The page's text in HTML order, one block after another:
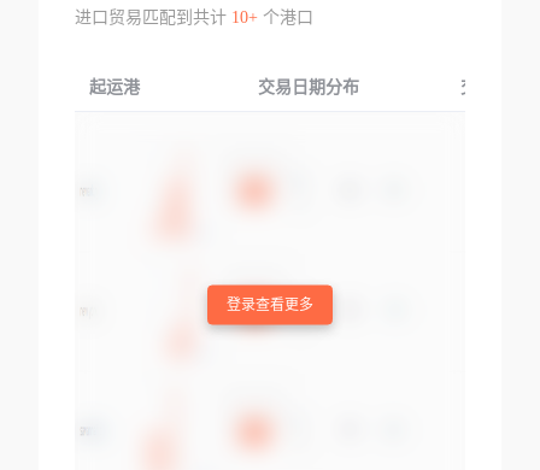
进口贸易匹配到共计 10+个港口
起运港 交易日期分布 交易产品
登录查看更多